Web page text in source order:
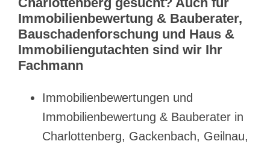
Immobilienbewertung & Bauberater,
Bauschadenforschung und Haus &
Immobiliengutachten sind wir Ihr
Fachmann
Immobilienbewertungen und
Immobilienbewertung & Bauberater in
Charlottenberg, Gackenbach, Geilnau,